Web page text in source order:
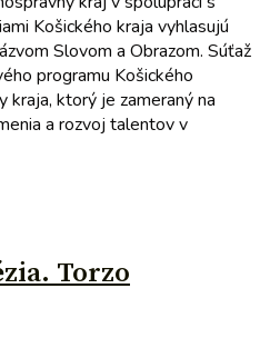
Košického kraja vyhlasujú
Slovom a Obrazom. Súťaž
programu Košického
kraja, ktorý je zameraný na
a rozvoj talentov v
Torzo